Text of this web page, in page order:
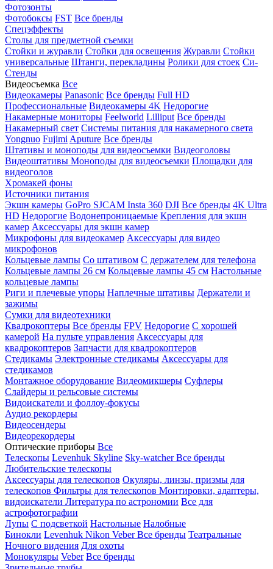
Фотозонты
Фотобоксы FST Все бренды
Спецэффекты
Столы для предметной съемки
Стойки и журавли Стойки для освещения Журавли Стойки
универсальные Штанги, перекладины Ролики для стоек Си-
Стенды
Видеосъемка Все
Видеокамеры Panasonic Все бренды Full HD
Профессиональные Видеокамеры 4K Недорогие
Накамерные мониторы Feelworld Lilliput Все бренды
Накамерный свет Системы питания для накамерного света
Yongnuo Fujimi Aputure Все бренды
Штативы и моноподы для видеосъемки Видеоголовы
Видеоштативы Моноподы для видеосъемки Площадки для
видеоголов
Хромакей фоны
Источники питания
Экшн камеры GoPro SJCAM Insta 360 DJI Все бренды 4K Ultra
HD Недорогие Водонепроницаемые Крепления для экшн
камер Аксессуары для экшн камер
Микрофоны для видеокамер Аксессуары для видео
микрофонов
Кольцевые лампы Со штативом C держателем для телефона
Кольцевые лампы 26 см Кольцевые лампы 45 см Настольные
кольцевые лампы
Риги и плечевые упоры Наплечные штативы Держатели и
зажимы
Сумки для видеотехники
Квадрокоптеры Все бренды FPV Недорогие С хорошей
камерой На пульте управления Аксессуары для
квадрокоптеров Запчасти для квадрокоптеров
Стедикамы Электронные стедикамы Аксессуары для
стедикамов
Монтажное оборудование Видеомикшеры Суфлеры
Слайдеры и рельсовые системы
Видоискатели и фоллоу-фокусы
Аудио рекордеры
Видеосендеры
Видеорекордеры
Оптические приборы Все
Телескопы Levenhuk Skyline Sky-watcherВсе бренды
Любительские телескопы
Аксессуары для телескопов Окуляры, линзы, призмы для
телескопов Фильтры для телескопов Монтировки, адаптеры,
видоискатели Литература по астрономии Все для
астрофотографии
Лупы С подсветкой Настольные Налобные
Бинокли Levenhuk Nikon VeberВсе бренды Театральные
Ночного видения Для охоты
Монокуляры Veber Все бренды